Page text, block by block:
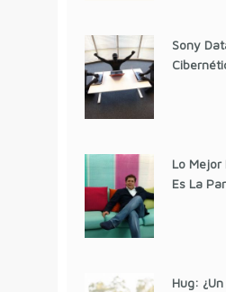
Sony
Lo Mejor
Es La
Hug: